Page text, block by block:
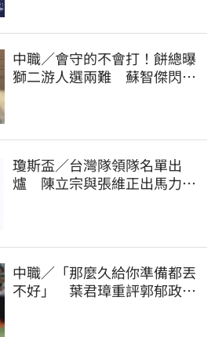
中職／會守的不會打！餅總曝
獅二游人選兩難 蘇智傑閃到
瓊斯盃／台灣隊領隊名單出
爐 陳立宗與張維正出馬力挺
中職／「那麼久給你準備都丟
不好」 葉君璋重評郭郁政對